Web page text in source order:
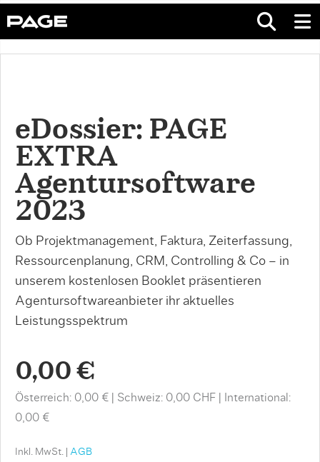
eDossier: PAGE
EXTRA
Agentursoftware
2023
Ob Projektmanagement, Faktura, Zeiterfassung,
Ressourcenplanung, CRM, Controlling & Co – in
unserem kostenlosen Booklet präsentieren
Agentursoftwareanbieter ihr aktuelles
Leistungsspektrum
0,00 €
Österreich: 0,00 € Schweiz: 0,00 CHF
International:
0,00 €
Inkl. MwSt. | AGB